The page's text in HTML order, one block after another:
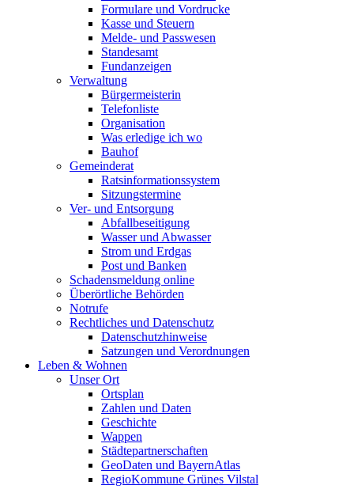
Formulare und Vordrucke
Kasse und Steuern
Melde- und Passwesen
Standesamt
Fundanzeigen
Verwaltung
Bürgermeisterin
Telefonliste
Organisation
Was erledige ich wo
Bauhof
Gemeinderat
Ratsinformationssystem
Sitzungstermine
Ver- und Entsorgung
Abfallbeseitigung
Wasser und Abwasser
Strom und Erdgas
Post und Banken
Schadensmeldung online
Überörtliche Behörden
Notrufe
Rechtliches und Datenschutz
Datenschutzhinweise
Satzungen und Verordnungen
Leben & Wohnen
Unser Ort
Ortsplan
Zahlen und Daten
Geschichte
Wappen
Städtepartnerschaften
GeoDaten und BayernAtlas
RegioKommune Grünes Vilstal